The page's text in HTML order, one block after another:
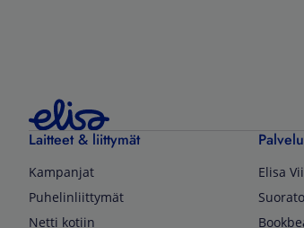
Laitteet & liittymät
Kampanjat
Puhelinliittymät
Netti kotiin
Elisa